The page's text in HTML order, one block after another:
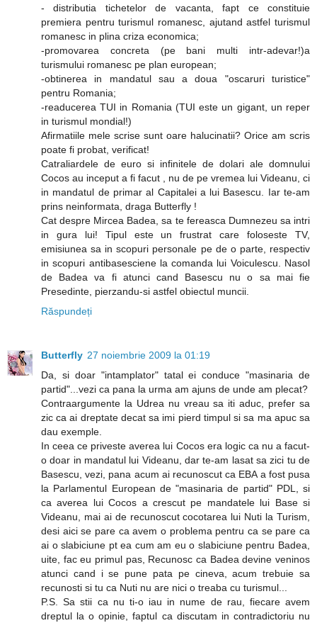
- distributia tichetelor de vacanta, fapt ce constituie
premiera pentru turismul romanesc, ajutand astfel turismul
romanesc in plina criza economica;
-promovarea concreta (pe bani multi intr-adevar!)a
turismului romanesc pe plan european;
-obtinerea in mandatul sau a doua "oscaruri turistice"
pentru Romania;
-readucerea TUI in Romania (TUI este un gigant, un reper
in turismul mondial!)
Afirmatiile mele scrise sunt oare halucinatii? Orice am scris
poate fi probat, verificat!
Catraliardele de euro si infinitele de dolari ale domnului
Cocos au inceput a fi facut , nu de pe vremea lui Videanu, ci
in mandatul de primar al Capitalei a lui Basescu. Iar te-am
prins neinformata, draga Butterfly !
Cat despre Mircea Badea, sa te fereasca Dumnezeu sa intri
in gura lui! Tipul este un frustrat care foloseste TV,
emisiunea sa in scopuri personale pe de o parte, respectiv
in scopuri antibasesciene la comanda lui Voiculescu. Nasol
de Badea va fi atunci cand Basescu nu o sa mai fie
Presedinte, pierzandu-si astfel obiectul muncii.
Răspundeți
Butterfly 27 noiembrie 2009 la 01:19
Da, si doar "intamplator" tatal ei conduce "masinaria de
partid"...vezi ca pana la urma am ajuns de unde am plecat?
Contraargumente la Udrea nu vreau sa iti aduc, prefer sa
zic ca ai dreptate decat sa imi pierd timpul si sa ma apuc sa
dau exemple.
In ceea ce priveste averea lui Cocos era logic ca nu a facut-
o doar in mandatul lui Videanu, dar te-am lasat sa zici tu de
Basescu, vezi, pana acum ai recunoscut ca EBA a fost pusa
la Parlamentul European de "masinaria de partid" PDL, si
ca averea lui Cocos a crescut pe mandatele lui Base si
Videanu, mai ai de recunoscut cocotarea lui Nuti la Turism,
desi aici se pare ca avem o problema pentru ca se pare ca
ai o slabiciune pt ea cum am eu o slabiciune pentru Badea,
uite, fac eu primul pas, Recunosc ca Badea devine veninos
atunci cand i se pune pata pe cineva, acum trebuie sa
recunosti si tu ca Nuti nu are nici o treaba cu turismul...
P.S. Sa stii ca nu ti-o iau in nume de rau, fiecare avem
dreptul la o opinie, faptul ca discutam in contradictoriu nu